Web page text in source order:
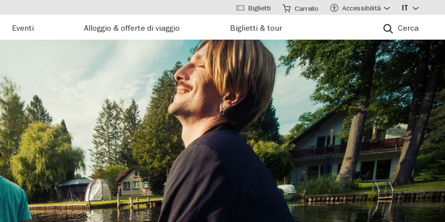
Eventi Alloggio & offerte di viaggio Biglietti & tour Cerca
Biglietti Carrello Accessibilità IT